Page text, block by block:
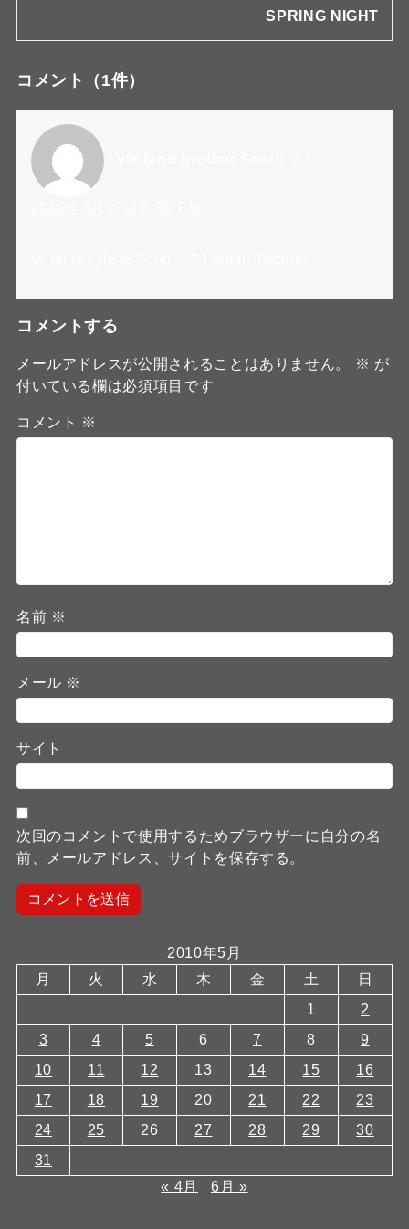
SPRING NIGHT
コメント （1件）
コメントする
メールアドレスが公開されることはありません。 ※ が
付いている欄は必須項目です
コメント ※
名前 ※
メール ※
サイト
次回のコメントで使用するためブラウザーに自分の名
前、メールアドレス、サイトを保存する。
2010年5月
月
火 水 木 金 土
日
1
2
3
4 5 6 7 8
9
10
11 12 13 14 15
16
17
18 19 20 21 22
23
24
25 26 27 28 29
30
31
« 4月
6月 »